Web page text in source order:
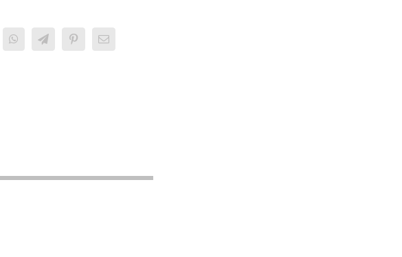
WhatsAppTelegramPinterestEmail